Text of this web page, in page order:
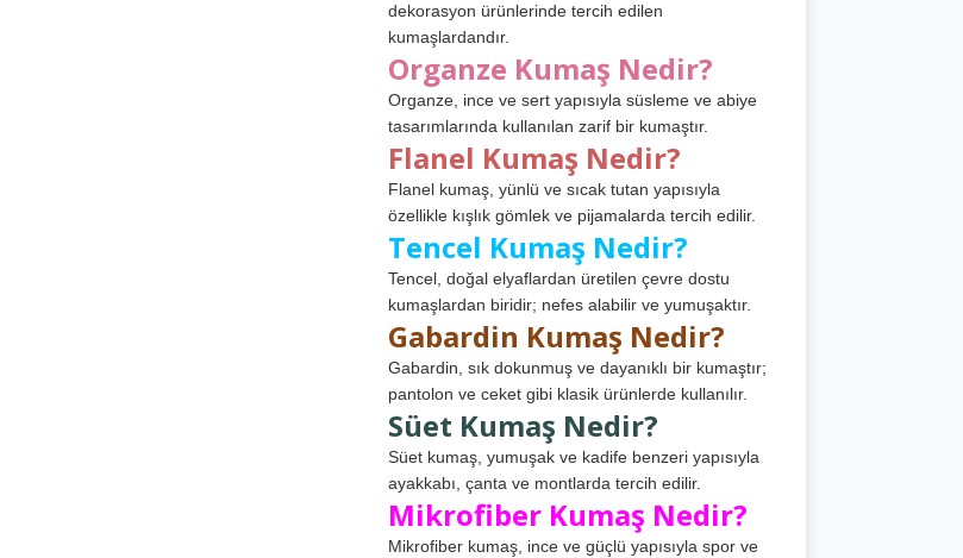
dekorasyon ürünlerinde tercih edilen
kumaşlardandır.
Organze Kumaş Nedir?
Organze, ince ve sert yapısıyla süsleme ve abiye
tasarımlarında kullanılan zarif bir kumaştır.
Flanel Kumaş Nedir?
Flanel kumaş, yünlü ve sıcak tutan yapısıyla
özellikle kışlık gömlek ve pijamalarda tercih edilir.
Tencel Kumaş Nedir?
Tencel, doğal elyaflardan üretilen çevre dostu
kumaşlardan biridir; nefes alabilir ve yumuşaktır.
Gabardin Kumaş Nedir?
Gabardin, sık dokunmuş ve dayanıklı bir kumaştır;
pantolon ve ceket gibi klasik ürünlerde kullanılır.
Süet Kumaş Nedir?
Süet kumaş, yumuşak ve kadife benzeri yapısıyla
ayakkabı, çanta ve montlarda tercih edilir.
Mikrofiber Kumaş Nedir?
Mikrofiber kumaş, ince ve güçlü yapısıyla spor ve